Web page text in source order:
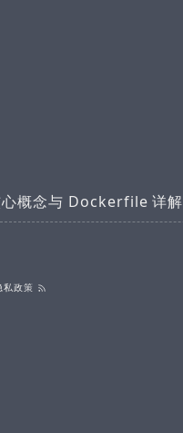
概念与 Dockerfile 详解
私政策